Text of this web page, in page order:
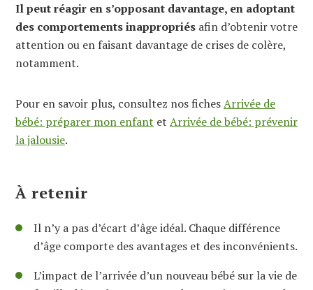
Il peut réagir en s’opposant davantage, en adoptant
des comportements inappropriés afin d’obtenir votre
attention ou en faisant davantage de crises de colère,
notamment.
Pour en savoir plus, consultez nos fichesArrivée de
bébé: préparer mon enfant et Arrivée de bébé: prévenir
la jalousie.
À retenir
Il n’y a pas d’écart d’âge idéal. Chaque différence
d’âge comporte des avantages et des inconvénients.
L’impact de l’arrivée d’un nouveau bébé sur la vie de